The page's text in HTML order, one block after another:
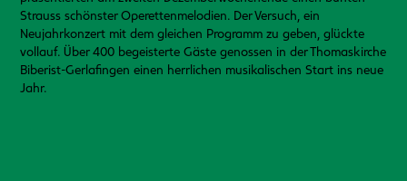
Strauss schönster Operettenmelodien. Der Versuch, ein
Neujahrkonzert mit dem gleichen Programm zu geben, glückte
vollauf. Über 400 begeisterte Gäste genossen in der Thomaskirche
Biberist-Gerlafingen einen herrlichen musikalischen Start ins neue
Jahr.